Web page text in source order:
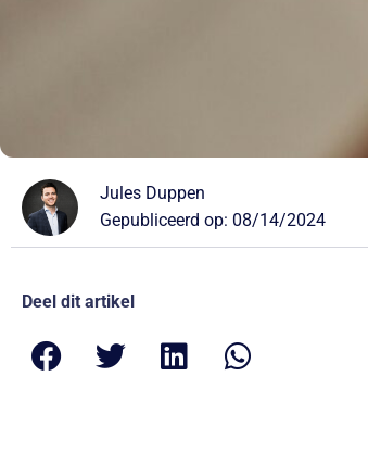
Jules Duppen
Gepubliceerd op: 08/14/2024
Deel dit artikel